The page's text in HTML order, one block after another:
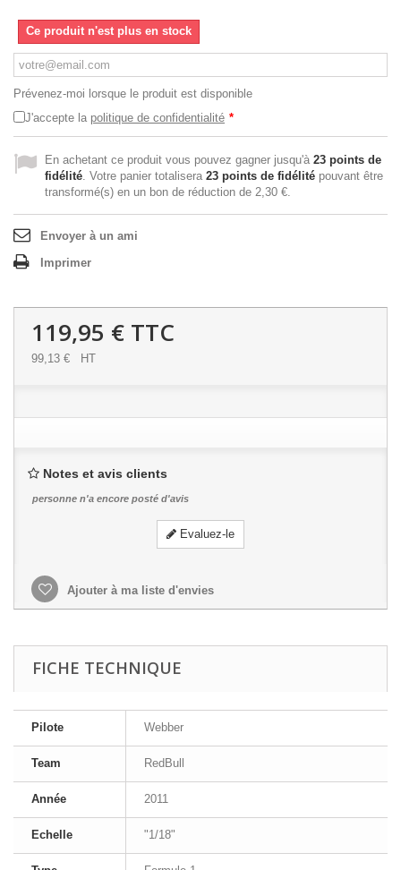
Ce produit n'est plus en stock
Prévenez-moi lorsque le produit est disponible
J'accepte la politique de confidentialité *
En achetant ce produit vous pouvez gagner jusqu'à 23 points de
fidélité. Votre panier totalisera 23 points de fidélité pouvant être
transformé(s) en un bon de réduction de 2,30 €.
Envoyer à un ami
Imprimer
119,95 € TTC
99,13 € HT
Notes et avis clients
personne n'a encore posté d'avis
Evaluez-le
Ajouter à ma liste d'envies
FICHE TECHNIQUE
Pilote Webber
Team RedBull
Année 2011
Echelle "1/18"